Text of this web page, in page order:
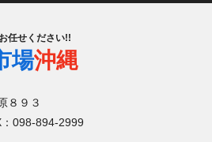
任せください!!
場沖縄
８９３
098-894-2999